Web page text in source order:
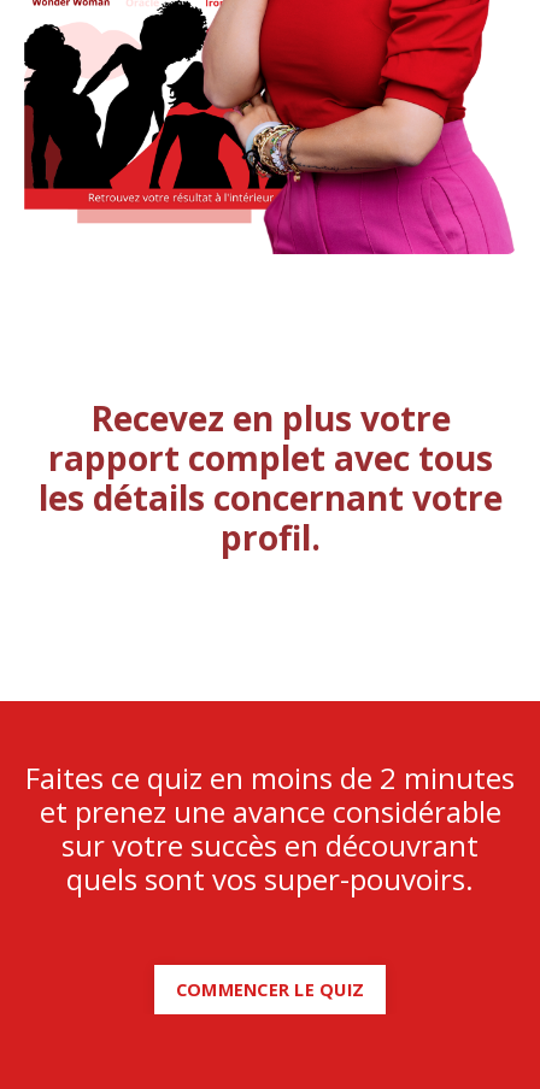
Recevez en plus votre
rapport complet avec tous
les détails concernant votre
profil.
Faites ce quiz en moins de 2 minutes
et prenez une avance considérable
sur votre succès en découvrant
quels sont vos super-pouvoirs.
COMMENCER LE QUIZ